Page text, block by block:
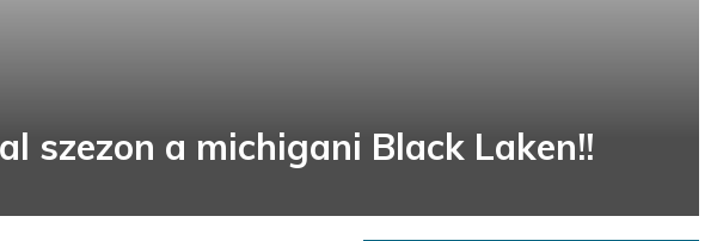
szezon a michigani Black Laken!!